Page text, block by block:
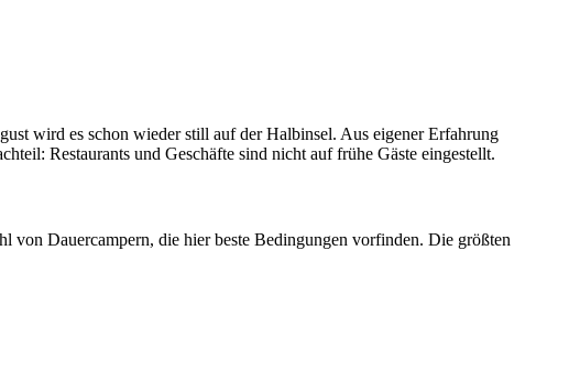
wird es schon wieder still auf der Halbinsel. Aus eigener Erfahrung
Restaurants und Geschäfte sind nicht auf frühe Gäste eingestellt.
von Dauercampern, die hier beste Bedingungen vorfinden. Die größten